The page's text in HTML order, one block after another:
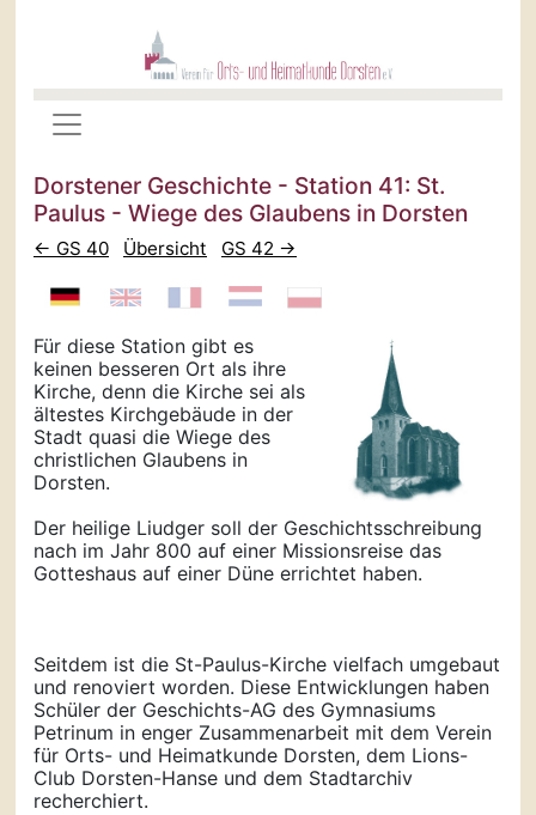
Dorstener Geschichte - Station 41: St.
Paulus - Wiege des Glaubens in Dorsten
← GS 40 Übersicht GS 42 →
Für diese Station gibt es
keinen besseren Ort als ihre
Kirche, denn die Kirche sei als
ältestes Kirchgebäude in der
Stadt quasi die Wiege des
christlichen Glaubens in
Dorsten.
Der heilige Liudger soll der Geschichtsschreibung
nach im Jahr 800 auf einer Missionsreise das
Gotteshaus auf einer Düne errichtet haben.
Seitdem ist die St-Paulus-Kirche vielfach umgebaut
und renoviert worden. Diese Entwicklungen haben
Schüler der Geschichts-AG des Gymnasiums
Petrinum in enger Zusammenarbeit mit dem Verein
für Orts- und Heimatkunde Dorsten, dem Lions-
Club Dorsten-Hanse und dem Stadtarchiv
recherchiert.